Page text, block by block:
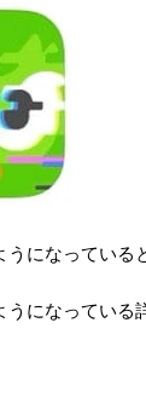
になっている
になっている